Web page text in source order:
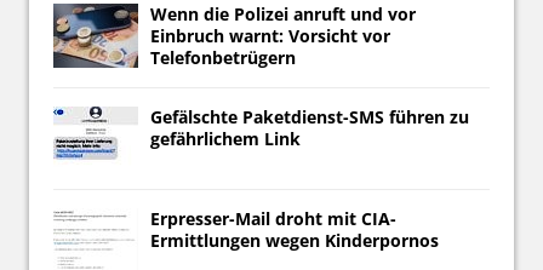
Wenn die Polizei anruft und vor
Einbruch warnt: Vorsicht vor
Telefonbetrügern
Gefälschte Paketdienst-SMS führen zu
gefährlichem Link
Erpresser-Mail droht mit CIA-
Ermittlungen wegen Kinderpornos